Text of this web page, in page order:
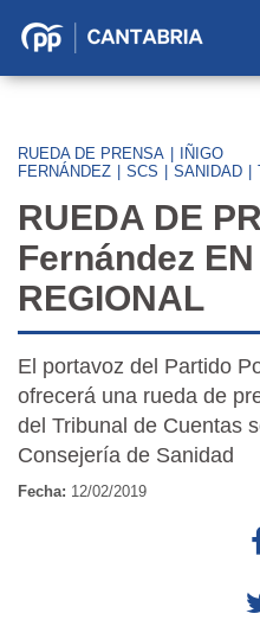
Partido
Cantabria
RUEDA DE PRENSA
IÑIGO
FERNÁNDEZ
SCS SANIDAD
RUEDA DE
Fernández
REGIONAL
El portavoz del Partido
ofrecerá una rueda de
del Tribunal de Cuentas
Consejería de Sanidad
Fecha: 12/02/2019